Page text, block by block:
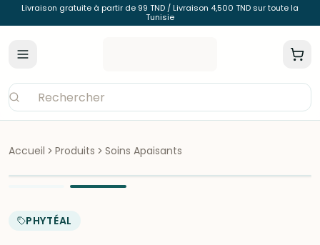
Livraison gratuite à partir de 99 TND / Livraison 4,500 TND sur toute la
Tunisie
Accueil Produits Soins Apaisants
PHYTÉAL